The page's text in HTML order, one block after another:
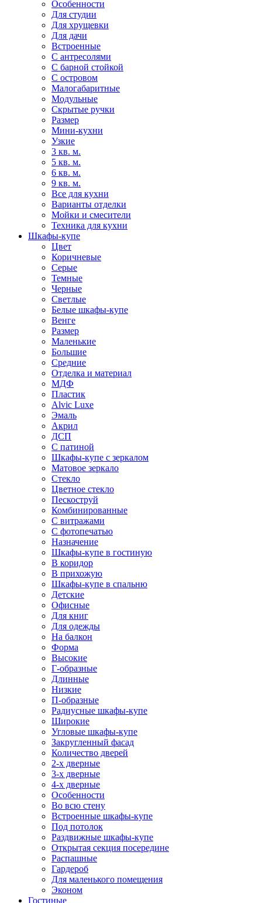
Особенности
Для студии
Для хрущевки
Для дачи
Встроенные
С антресолями
С барной стойкой
С островом
Малогабаритные
Модульные
Скрытые ручки
Размер
Мини-кухни
Узкие
3 кв. м.
5 кв. м.
6 кв. м.
9 кв. м.
Все для кухни
Варианты отделки
Мойки и смесители
Техника для кухни
Шкафы-купе
Цвет
Коричневые
Серые
Темные
Черные
Светлые
Белые шкафы-купе
Венге
Размер
Маленькие
Большие
Средние
Отделка и материал
МДФ
Пластик
Alvic Luxe
Эмаль
Акрил
ДСП
С патиной
Шкафы-купе с зеркалом
Матовое зеркало
Стекло
Цветное стекло
Пескоструй
Комбинированные
С витражами
С фотопечатью
Назначение
Шкафы-купе в гостиную
В коридор
В прихожую
Шкафы-купе в спальню
Детские
Офисные
Для книг
Для одежды
На балкон
Форма
Высокие
Г-образные
Длинные
Низкие
П-образные
Радиусные шкафы-купе
Широкие
Угловые шкафы-купе
Закругленный фасад
Количество дверей
2-х дверные
3-х дверные
4-х дверные
Особенности
Во всю стену
Встроенные шкафы-купе
Под потолок
Раздвижные шкафы-купе
Открытая секция посередине
Распашные
Гардероб
Для маленького помещения
Эконом
Гостиные